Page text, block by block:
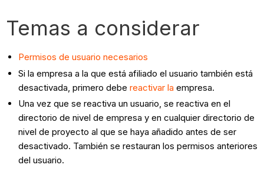
Temas a considerar
Permisos de usuario necesarios
Si la empresa a la que está afiliado el usuario también está
desactivada, primero debereactivar la empresa.
Una vez que se reactiva un usuario, se reactiva en el
directorio de nivel de empresa y en cualquier directorio de
nivel de proyecto al que se haya añadido antes de ser
desactivado. También se restauran los permisos anteriores
del usuario.